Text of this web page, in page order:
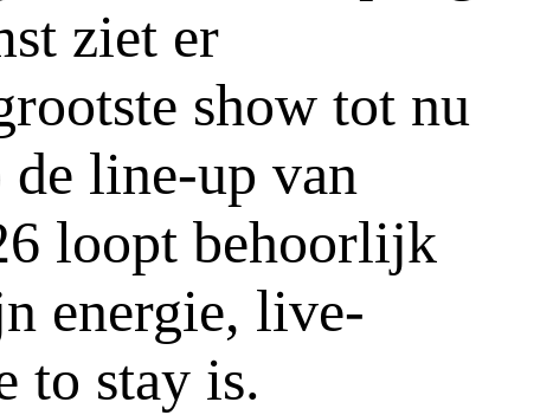
ziet er
show tot nu
de line-up van
loopt behoorlijk
energie, live-
to stay is.